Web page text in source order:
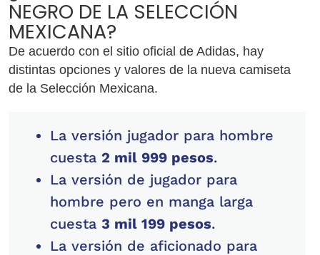
NEGRO DE LA SELECCIÓN
MEXICANA?
De acuerdo con el sitio oficial de Adidas, hay
distintas opciones y valores de la nueva camiseta
de la Selección Mexicana.
La versión jugador para hombre
cuesta 2 mil 999 pesos.
La versión de jugador para
hombre pero en manga larga
cuesta 3 mil 199 pesos.
La versión de aficionado para